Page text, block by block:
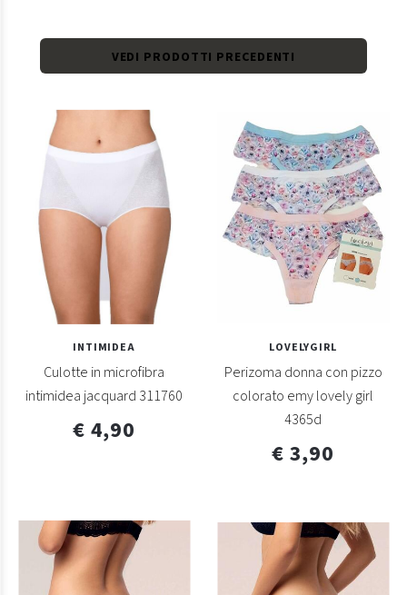
VEDI PRODOTTI PRECEDENTI
INTIMIDEA
Culotte in microfibra
intimidea jacquard 311760
€ 4,90
LOVELYGIRL
Perizoma donna con pizzo
colorato emy lovely girl
4365d
€ 3,90